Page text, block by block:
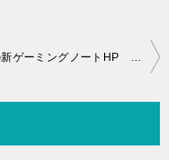
HPの新ゲーミングノートHP OMENは薄いデザインと妥協しない機能が特徴！